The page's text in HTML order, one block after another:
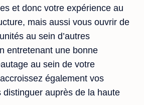
et donc votre expérience au
mais aussi vous ouvrir de
au sein d’autres
entretenant une bonne
au sein de votre
également vos
distinguer auprès de la haute